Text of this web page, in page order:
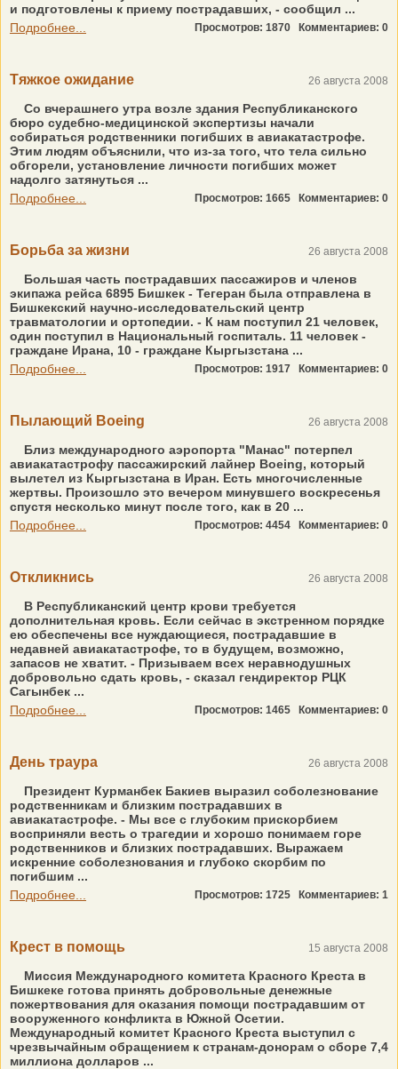
и подготовлены к приему пострадавших, - сообщил ...
Подробнее...
Просмотров: 1870 Комментариев: 0
Тяжкое ожидание 26 августа 2008
Со вчерашнего утра возле здания Республиканского
бюро судебно-медицинской экспертизы начали
собираться родственники погибших в авиакатастрофе.
Этим людям объяснили, что из-за того, что тела сильно
обгорели, установление личности погибших может
надолго затянуться ...
Подробнее...
Просмотров: 1665 Комментариев: 0
Борьба за жизни 26 августа 2008
Большая часть пострадавших пассажиров и членов
экипажа рейса 6895 Бишкек - Тегеран была отправлена в
Бишкекский научно-исследовательский центр
травматологии и ортопедии. - К нам поступил 21 человек,
один поступил в Национальный госпиталь. 11 человек -
граждане Ирана, 10 - граждане Кыргызстана ...
Подробнее...
Просмотров: 1917 Комментариев: 0
Пылающий Boeing 26 августа 2008
Близ международного аэропорта "Манас" потерпел
авиакатастрофу пассажирский лайнер Boeing, который
вылетел из Кыргызстана в Иран. Есть многочисленные
жертвы. Произошло это вечером минувшего воскресенья
спустя несколько минут после того, как в 20 ...
Подробнее...
Просмотров: 4454 Комментариев: 0
Откликнись 26 августа 2008
В Республиканский центр крови требуется
дополнительная кровь. Если сейчас в экстренном порядке
ею обеспечены все нуждающиеся, пострадавшие в
недавней авиакатастрофе, то в будущем, возможно,
запасов не хватит. - Призываем всех неравнодушных
добровольно сдать кровь, - сказал гендиректор РЦК
Сагынбек ...
Подробнее...
Просмотров: 1465 Комментариев: 0
День траура 26 августа 2008
Президент Курманбек Бакиев выразил соболезнование
родственникам и близким пострадавших в
авиакатастрофе. - Мы все с глубоким прискорбием
восприняли весть о трагедии и хорошо понимаем горе
родственников и близких пострадавших. Выражаем
искренние соболезнования и глубоко скорбим по
погибшим ...
Подробнее...
Просмотров: 1725 Комментариев: 1
Крест в помощь 15 августа 2008
Миссия Международного комитета Красного Креста в
Бишкеке готова принять добровольные денежные
пожертвования для оказания помощи пострадавшим от
вооруженного конфликта в Южной Осетии.
Международный комитет Красного Креста выступил с
чрезвычайным обращением к странам-донорам о сборе 7,4
миллиона долларов ...